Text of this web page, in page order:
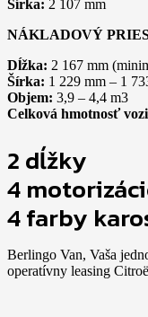
Šírka: 2 107 mm
NÁKLADOVÝ
Dĺžka: 2 167 mm
Šírka: 1 229 mm – 1
Objem: 3,9 – 4,4 m3
Celková hmotnosť
2 dĺžky
4
4 farby
Berlingo Van, Vaša
operatívny leasing